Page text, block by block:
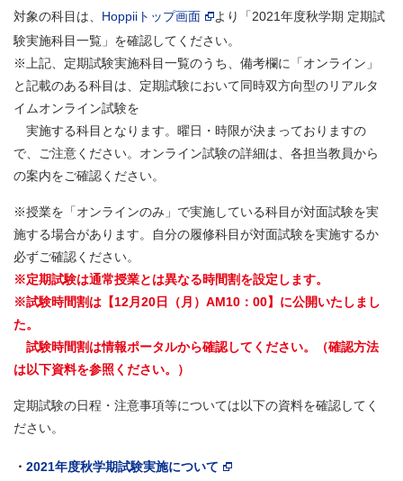
対象の科目は、 Hoppiiトップ画面
より「2021年度秋学期 定期試
験実施科目一覧」を確認してください。
※上記、定期試験実施科目一覧のうち、備考欄に「オンライン」
と記載のある科目は、定期試験において同時双方向型のリアルタ
イムオンライン試験を
実施する科目となります。曜日・時限が決まっておりますの
で、ご注意ください。オンライン試験の詳細は、各担当教員から
の案内をご確認ください。
※授業を「オンラインのみ」で実施している科目が対面試験を実
施する場合があります。自分の履修科目が対面試験を実施するか
必ずご確認ください。
※定期試験は通常授業とは異なる時間割を設定します。
※試験時間割は【12月20日（月）AM10：00】に公開いたしまし
た。
試験時間割は情報ポータルから確認してください。（確認方法
は以下資料を参照ください。）
定期試験の日程・注意事項等については以下の資料を確認してく
ださい。
・ 2021年度秋学期試験実施について